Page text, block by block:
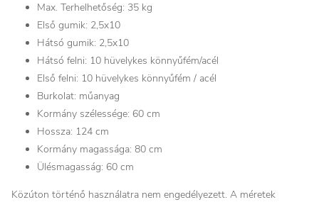
Max. Terhelhetőség: 35 kg
Első gumik: 2,5x10
Hátsó gumik: 2,5x10
Hátsó felni: 10 hüvelykes könnyűfém/acél
Első felni: 10 hüvelykes könnyűfém / acél
Burkolat: műanyag
Kormány szélessége: 60 cm
Hossza: 124 cm
Kormány magassága: 80 cm
Ülésmagasság: 60 cm
Közúton történő használatra nem engedélyezett. A méretek